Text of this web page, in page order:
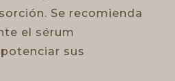
Se recomienda
el sérum
sus